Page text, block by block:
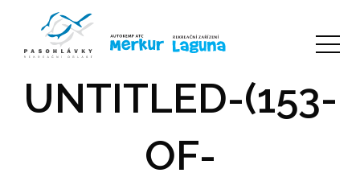
UNTITLED-(153-
OF-